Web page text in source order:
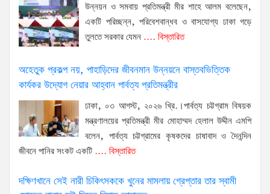
উন্নয়ন ও সমবায় প্রতিমন্ত্রী মীর শাহে আলম বলেছেন,
একটি পরিচ্ছন্ন, পরিবেশবান্ধব ও বাসযোগ্য ঢাকা গড়ে
তুলতে সরকার যেমন .... বিস্তারিত
অহেতুক প্রকল্প নয়, পাহাড়িদের জীবনমান উন্নয়নে বাস্তবভিত্তিক
কার্যকর উদ্যোগ নেয়ার আহ্বান পার্বত্য প্রতিমন্ত্রীর
ঢাকা, ০৩ আগস্ট, ২০২৬ খ্রি.।পার্বত্য চট্টগ্রাম বিষয়ক
মন্ত্রণালয়ের প্রতিমন্ত্রী মীর মোহাম্মদ হেলাল উদ্দীন এমপি
বলেন, পার্বত্য চট্টগ্রামের কৃষকদের চাষাবাদ ও দৈনন্দিন
জীবনে পানির সংকট একটি .... বিস্তারিত
দক্ষিণখানে সেই নারী চিকিৎসককে খুনের মামলায় গ্রেপ্তার তার স্বামী